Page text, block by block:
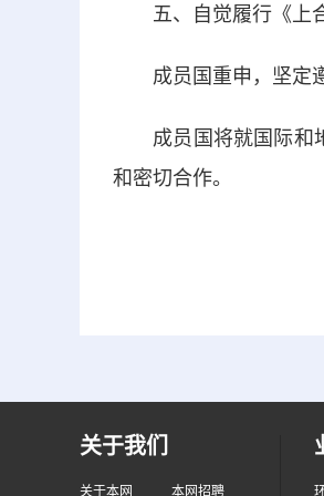
五、自觉履行《上合
成员国重申，坚定遵
成员国将就国际和地
和密切合作。
关于我们
关于本网 本网招聘